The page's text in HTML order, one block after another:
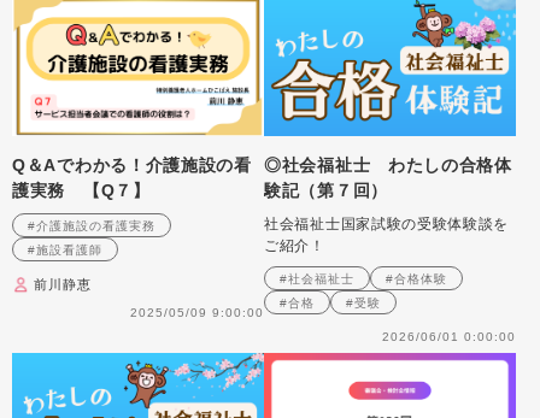
Q＆Aでわかる！介護施設の看
護実務 【Q７】
#介護施設の看護実務
#施設看護師
前川静恵
2025/05/09 9:00:00
◎社会福祉士 わたしの合格体
験記（第７回）
社会福祉士国家試験の受験体験談を
ご紹介！
#社会福祉士
#合格体験
#合格
#受験
2026/06/01 0:00:00